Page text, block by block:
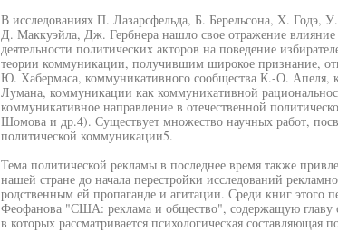
В исследованиях П. Лазарсфельда, Б. Берельсона, X.
Д. Маккуэйла, Дж. Гербнера нашло свое отражение
деятельности политических акторов на поведение
теории коммуникации, получившим широкое признание,
Ю. Хабермаса, коммуникативного сообщества К.-О. Апеля,
Лумана, коммуникации как коммуникативной
коммуникативное направление в отечественной
Шомова и др.4). Существует множество научных работ,
политической коммуникации5.
Тема политической рекламы в последнее время также
нашей стране до начала перестройки исследований
родственным ей пропаганде и агитации. Среди книг этого
Феофанова "США: реклама и общество", содержащую главу
в которых рассматривается психологическая